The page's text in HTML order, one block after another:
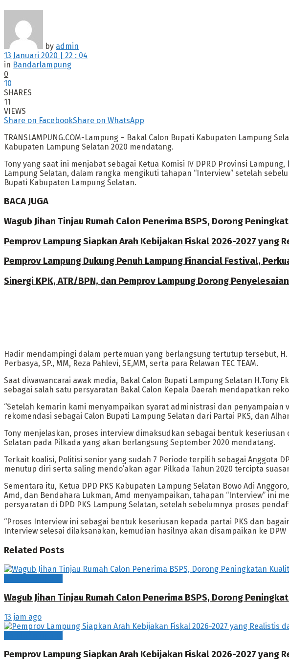
by admin
13 Januari 2020 | 22 : 04
in Bandarlampung
0
10
SHARES
11
VIEWS
Share on FacebookShare on WhatsApp
TRANSLAMPUNG.COM-Lampung – Bakal Calon Bupati Kabupaten Lampung
Kabupaten Lampung Selatan 2020 mendatang.
Tony yang saat ini menjabat sebagai Ketua Komisi IV DPRD Provinsi
Lampung Selatan, dalam rangka mengikuti tahapan “Interview” setelah
Bupati Kabupaten Lampung Selatan.
BACA JUGA
Wagub Jihan Tinjau Rumah Calon Penerima BSPS, Dorong
Pemprov Lampung Siapkan Arah Kebijakan Fiskal 2026-2027 yang
Pemprov Lampung Dukung Penuh Lampung Financial Festival,
Sinergi KPK, ATR/BPN, dan Pemprov Lampung Dorong
Hadir mendampingi dalam pertemuan yang berlangsung tertutup tersebut, H.
Perbasya, SP., MM, Reza Pahlevi, SE,MM, serta para Relawan TEC TEAM.
Saat diwawancarai awak media, Bakal Calon Bupati Lampung Selatan
sebagai salah satu persyaratan Bakal Calon Kepala Daerah mendapatkan
“Setelah kemarin kami menyampaikan syarat administrasi dan
rekomendasi sebagai Calon Bupati Lampung Selatan dari Partai PKS, dan
Tony menjelaskan, proses interview dimaksudkan sebagai bentuk
Selatan pada Pilkada yang akan berlangsung September 2020 mendatang.
Terkait koalisi, Politisi senior yang sudah 7 Periode terpilih sebagai Anggota
menutup diri serta saling mendo’akan agar Pilkada Tahun 2020 tercipta
Sementara itu, Ketua DPD PKS Kabupaten Lampung Selatan Bowo Adi
Amd, dan Bendahara Lukman, Amd menyampaikan, tahapan “Interview” ini
persyaratan di DPD PKS Lampung Selatan, setelah sebelumnya proses
“Proses Interview ini sebagai bentuk keseriusan kepada partai PKS dan
Interview selesai dilaksanakan, kemudian hasilnya akan disampaikan ke
Related Posts
Wagub Jihan Tinjau Rumah Calon Penerima BSPS, Dorong
13 jam ago
Pemprov Lampung Siapkan Arah Kebijakan Fiskal 2026-2027 yang